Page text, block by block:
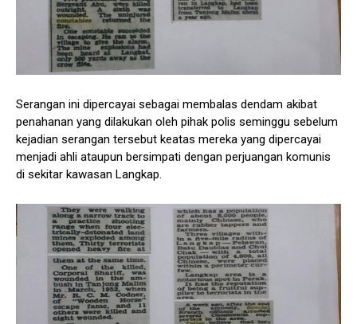
Serangan ini dipercayai sebagai membalas dendam akibat
penahanan yang dilakukan oleh pihak polis seminggu sebelum
kejadian serangan tersebut keatas mereka yang dipercayai
menjadi ahli ataupun bersimpati dengan perjuangan komunis
di sekitar kawasan Langkap.